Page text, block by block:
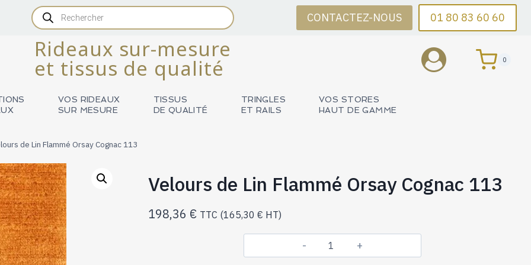
Recherche
de
produits
CONTACTEZ-NOUS 01 80 83 60 60
Rideaux sur-mesure
et tissus de qualité
0
VOS RIDEAUX
SUR MESURE
TISSUS
DE QUALITÉ
TRINGLES
ET RAILS
VOS STORES
HAUT DE GAMME
de Lin Flammé Orsay Cognac 113
Velours de Lin Flammé Orsay Cognac 113
198,36 € TTC (165,30 € HT)
quantité